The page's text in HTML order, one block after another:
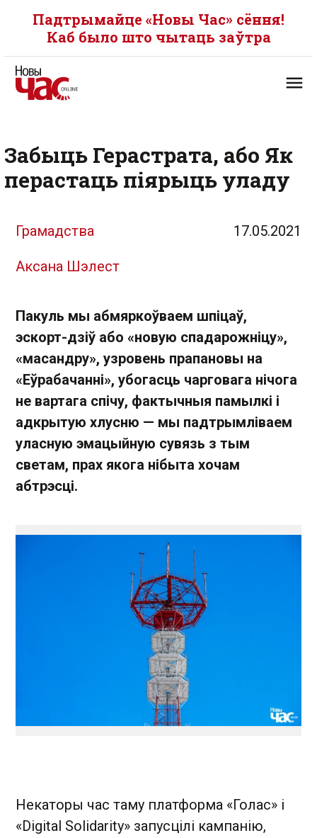
Падтрымайце «Новы Час» сёння!
Каб было што чытаць заўтра
Забыць Герастрата, або Як
перастаць піярыць уладу
Грамадства 17.05.2021
Аксана Шэлест
Пакуль мы абмяркоўваем шпіцаў,
эскорт-дзіў або «новую спадарожніцу»,
«масандру», узровень прапановы на
«Еўрабачанні», убогасць чарговага нічога
не вартага спічу, фактычныя памылкі і
адкрытую хлусню — мы падтрымліваем
уласную эмацыйную сувязь з тым
светам, прах якога нібыта хочам
абтрэсці.
Некаторы час таму платформа «Голас» і
«Digital Solidarity» запусцілі кампанію,